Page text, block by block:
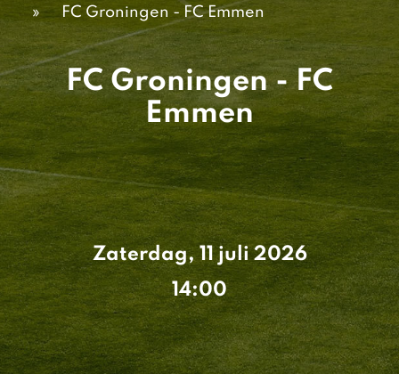
»
FC Groningen - FC Emmen
FC Groningen - FC
Emmen
Zaterdag, 11 juli 2026
14:00